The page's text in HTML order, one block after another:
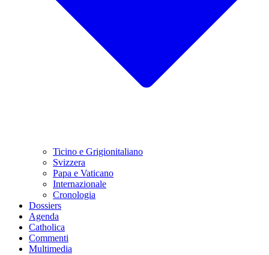
Ticino e Grigionitaliano
Svizzera
Papa e Vaticano
Internazionale
Cronologia
Dossiers
Agenda
Catholica
Commenti
Multimedia